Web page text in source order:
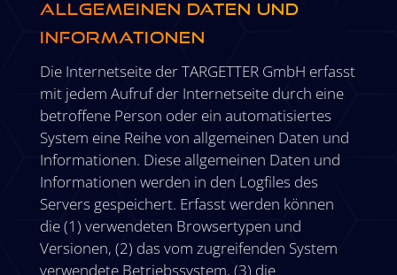
allgemeinen Daten und
Informationen
Die Internetseite der TARGETTER GmbH erfasst
mit jedem Aufruf der Internetseite durch eine
betroffene Person oder ein automatisiertes
System eine Reihe von allgemeinen Daten und
Informationen. Diese allgemeinen Daten und
Informationen werden in den Logfiles des
Servers gespeichert. Erfasst werden können
die (1) verwendeten Browsertypen und
Versionen, (2) das vom zugreifenden System
verwendete Betriebssystem, (3) die